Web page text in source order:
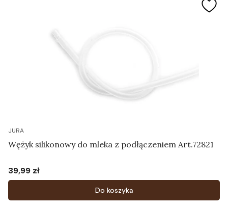
JURA
Wężyk silikonowy do mleka z podłączeniem Art.72821
Cena
39,99 zł
Do koszyka